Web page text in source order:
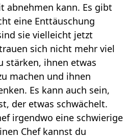
abnehmen kann. Es gibt
eine Enttäuschung
sie vielleicht jetzt
sich nicht mehr viel
stärken, ihnen etwas
machen und ihnen
Es kann auch sein,
der etwas schwächelt.
irgendwo eine schwierige
Chef kannst du